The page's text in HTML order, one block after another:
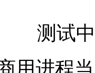
测试
用进程